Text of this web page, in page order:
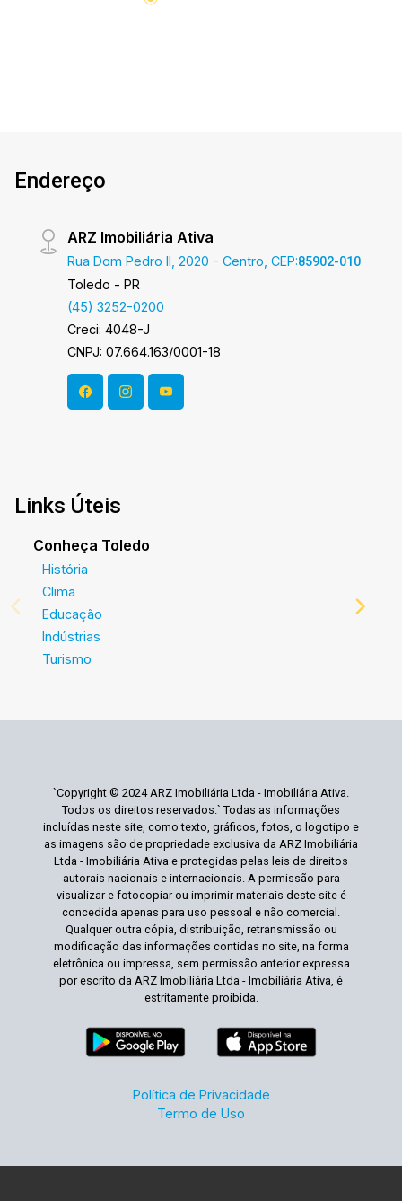
Endereço
ARZ Imobiliária Ativa
Rua Dom Pedro II, 2020 - Centro, CEP:85902-010
Toledo - PR
(45) 3252-0200
Creci: 4048-J
CNPJ: 07.664.163/0001-18
Links Úteis
Conheça Toledo
História
Clima
Educação
Indústrias
Turismo
`Copyright © 2024 ARZ Imobiliária Ltda - Imobiliária Ativa.
Todos os direitos reservados.` Todas as informações
incluídas neste site, como texto, gráficos, fotos, o logotipo e
as imagens são de propriedade exclusiva da ARZ Imobiliária
Ltda - Imobiliária Ativa e protegidas pelas leis de direitos
autorais nacionais e internacionais. A permissão para
visualizar e fotocopiar ou imprimir materiais deste site é
concedida apenas para uso pessoal e não comercial.
Qualquer outra cópia, distribuição, retransmissão ou
modificação das informações contidas no site, na forma
eletrônica ou impressa, sem permissão anterior expressa
por escrito da ARZ Imobiliária Ltda - Imobiliária Ativa, é
estritamente proibida.
Política de Privacidade
Termo de Uso